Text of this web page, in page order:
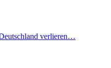
verlieren…